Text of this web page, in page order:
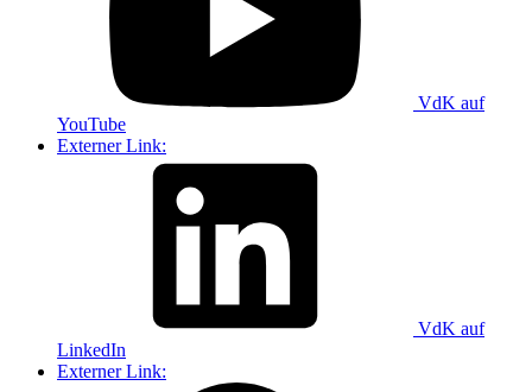
VdK auf
YouTube
Externer Link:
VdK auf
LinkedIn
Externer Link: